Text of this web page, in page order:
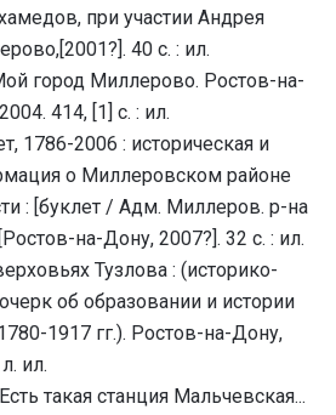
при участии Андрея
40 с. : ил.
город Миллерово. Ростов-на-
414, [1] с. : ил.
1786-2006 : историческая и
о Миллеровском районе
: [буклет / Адм. Миллеров. р-на
на-Дону, 2007?]. 32 с. : ил.
Тузлова : (историко-
об образовании и истории
1917 гг.). Ростов-на-Дону,
ил.
такая станция Мальчевская...